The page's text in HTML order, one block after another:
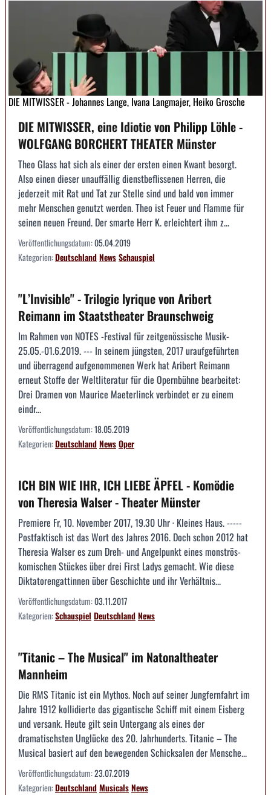
DIE MITWISSER - Johannes Lange, Ivana Langmajer, Heiko Grosche
DIE MITWISSER, eine Idiotie von Philipp Löhle -
WOLFGANG BORCHERT THEATER Münster
Theo Glass hat sich als einer der ersten einen Kwant besorgt.
Also einen dieser unauffällig dienstbeflissenen Herren, die
jederzeit mit Rat und Tat zur Stelle sind und bald von immer
mehr Menschen genutzt werden. Theo ist Feuer und Flamme für
seinen neuen Freund. Der smarte Herr K. erleichtert ihm z...
Veröffentlichungsdatum:05.04.2019
Kategorien:DeutschlandNewsSchauspiel
"L’Invisible" - Trilogie lyrique von Aribert
Reimann im Staatstheater Braunschweig
Im Rahmen von NOTES -Festival für zeitgenössische Musik-
25.05.-01.6.2019. --- In seinem jüngsten, 2017 uraufgeführten
und überragend aufgenommenen Werk hat Aribert Reimann
erneut Stoffe der Weltliteratur für die Opernbühne bearbeitet:
Drei Dramen von Maurice Maeterlinck verbindet er zu einem
eindr...
Veröffentlichungsdatum:18.05.2019
Kategorien:DeutschlandNewsOper
ICH BIN WIE IHR, ICH LIEBE ÄPFEL - Komödie
von Theresia Walser - Theater Münster
Premiere Fr, 10. November 2017, 19.30 Uhr · Kleines Haus. -----
Postfaktisch ist das Wort des Jahres 2016. Doch schon 2012 hat
Theresia Walser es zum Dreh- und Angelpunkt eines monströs-
komischen Stückes über drei First Ladys gemacht. Wie diese
Diktatorengattinnen über Geschichte und ihr Verhältnis...
Veröffentlichungsdatum:03.11.2017
Kategorien:Schauspiel DeutschlandNews
"Titanic – The Musical" im Natonaltheater
Mannheim
Die RMS Titanic ist ein Mythos. Noch auf seiner Jungfernfahrt im
Jahre 1912 kollidierte das gigantische Schiff mit einem Eisberg
und versank. Heute gilt sein Untergang als eines der
dramatischsten Unglücke des 20. Jahrhunderts. Titanic – The
Musical basiert auf den bewegenden Schicksalen der Mensche...
Veröffentlichungsdatum:23.07.2019
Kategorien:DeutschlandMusicalsNews